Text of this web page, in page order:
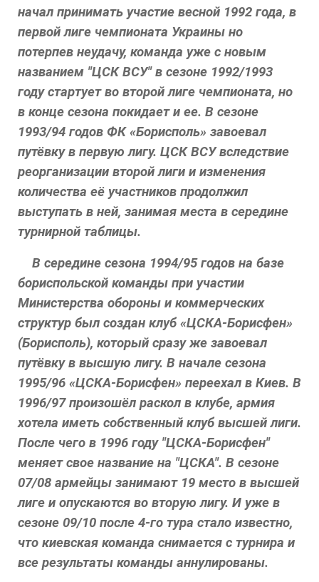
начал принимать участие весной 1992 года, в
первой лиге чемпионата Украины но
потерпев неудачу, команда уже с новым
названием "ЦСК ВСУ" в сезоне 1992/1993
году стартует во второй лиге чемпионата, но
в конце сезона покидает и ее. В сезоне
1993/94 годов ФК «Борисполь» завоевал
путёвку в первую лигу. ЦСК ВСУ вследствие
реорганизации второй лиги и изменения
количества её участников продолжил
выступать в ней, занимая места в середине
турнирной таблицы.
В середине сезона 1994/95 годов на базе
бориспольской команды при участии
Министерства обороны и коммерческих
структур был создан клуб «ЦСКА-Борисфен»
(Борисполь), который сразу же завоевал
путёвку в высшую лигу. В начале сезона
1995/96 «ЦСКА-Борисфен» переехал в Киев. В
1996/97 произошёл раскол в клубе, армия
хотела иметь собственный клуб высшей лиги.
После чего в 1996 году "ЦСКА-Борисфен"
меняет свое название на "ЦСКА". В сезоне
07/08 армейцы занимают 19 место в высшей
лиге и опускаются во вторую лигу. И уже в
сезоне 09/10 после 4-го тура стало известно,
что киевская команда снимается с турнира и
все результаты команды аннулированы.